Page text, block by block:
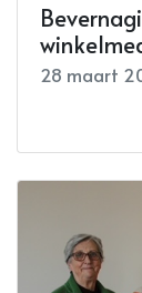
28 maart